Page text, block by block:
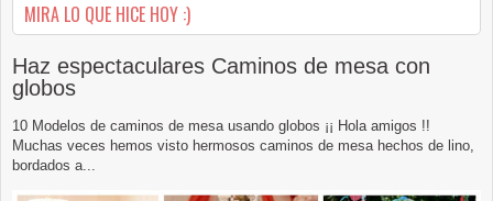
MIRA LO QUE HICE HOY :)
Haz espectaculares Caminos de mesa con
globos
10 Modelos de caminos de mesa usando globos ¡¡ Hola amigos !!
Muchas veces hemos visto hermosos caminos de mesa hechos de lino,
bordados a...